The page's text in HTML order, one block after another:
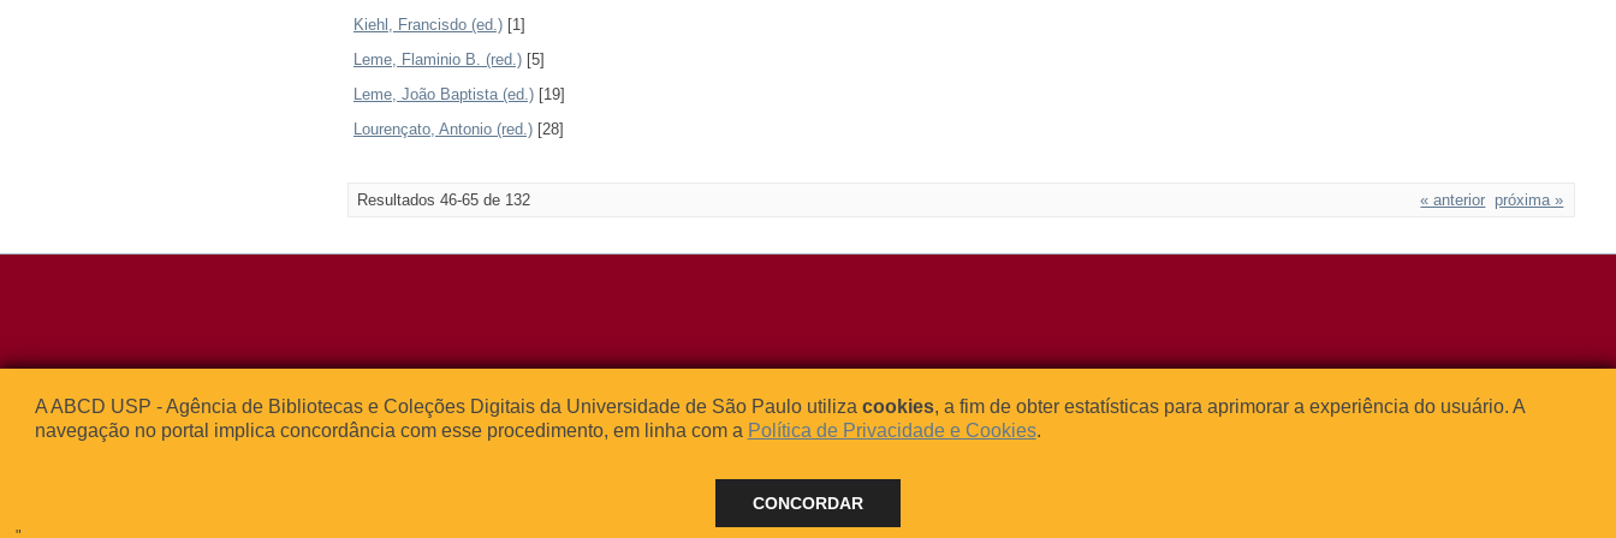
Kiehl, Francisdo (ed.)[1]
Leme, Flaminio B. (red.)[5]
Leme, João Baptista (ed.)[19]
Lourençato, Antonio (red.)[28]
Resultados 46-65 de 132 « anterior próxima »
Rua da Praça do Relógio, 109 – Bloco L
05508-050 – Cidade Universitária
São Paulo, SP – Brasil
Tel: (0xx11) 3091-4195 / (0xx11) 3091-1541
Fax: (0xx11) 3091-1567
E-mail:atendimento@abcd.usp.br
  
A ABCD USP - Agência de Bibliotecas e Coleções Digitais da Universidade de São Paulo utiliza cookies, a fim de obter estatísticas para aprimorar a experiência do usuário. A
navegação no portal implica concordância com esse procedimento, em linha com a Política de Privacidade e Cookies.
CONCORDAR